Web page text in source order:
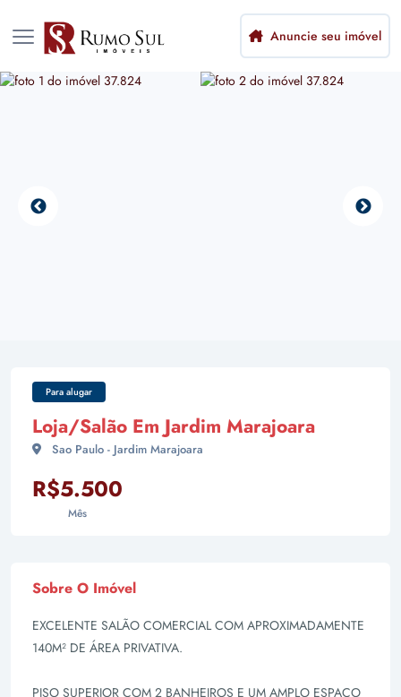
Anuncie seu imóvel
Para alugar
Loja/Salão Em Jardim Marajoara
Sao Paulo - Jardim Marajoara
R$5.500
Mês
Sobre O Imóvel
EXCELENTE SALÃO COMERCIAL COM APROXIMADAMENTE
140M² DE ÁREA PRIVATIVA.
PISO SUPERIOR COM 2 BANHEIROS E UM AMPLO ESPAÇO